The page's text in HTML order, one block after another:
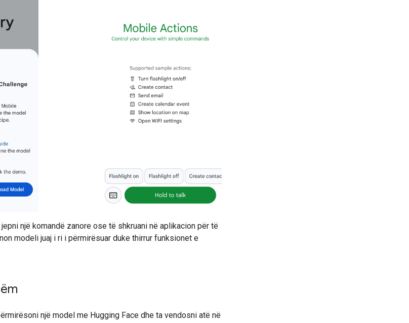
një komandë zanore ose të shkruani në aplikacion për të
modeli juaj i ri i përmirësuar duke thirrur funksionet e
një model me Hugging Face dhe ta vendosni atë në